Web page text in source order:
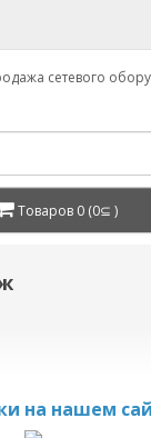
Товаров 0 (0⊆ )
на нашем